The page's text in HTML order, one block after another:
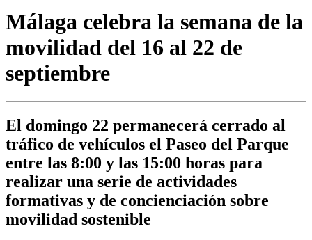
Málaga celebra la semana de la
movilidad del 16 al 22 de
septiembre
El domingo 22 permanecerá cerrado al
tráfico de vehículos el Paseo del Parque
entre las 8:00 y las 15:00 horas para
realizar una serie de actividades
formativas y de concienciación sobre
movilidad sostenible